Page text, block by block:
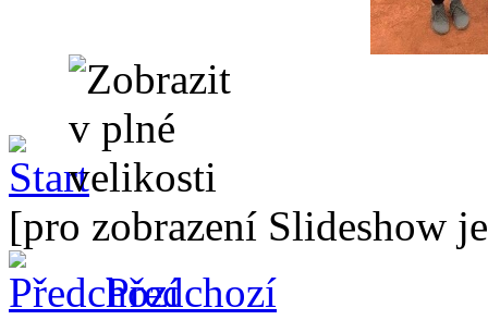
[pro zobrazení Slideshow
Předchozí